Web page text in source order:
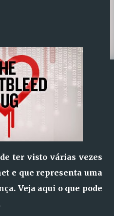
ter visto várias vezes
e que representa uma
Veja aqui o que pode